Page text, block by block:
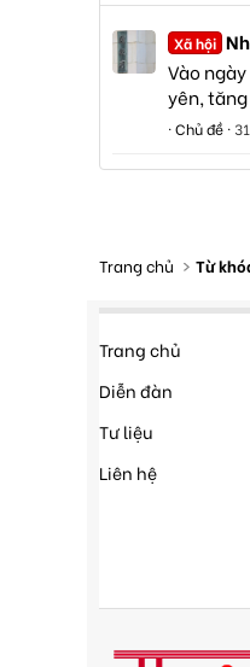
Xã hội
Vào
yên,
Chủ đề
Trang chủ Từ
Trang chủ
Diễn đàn
Tư liệu
Liên hệ